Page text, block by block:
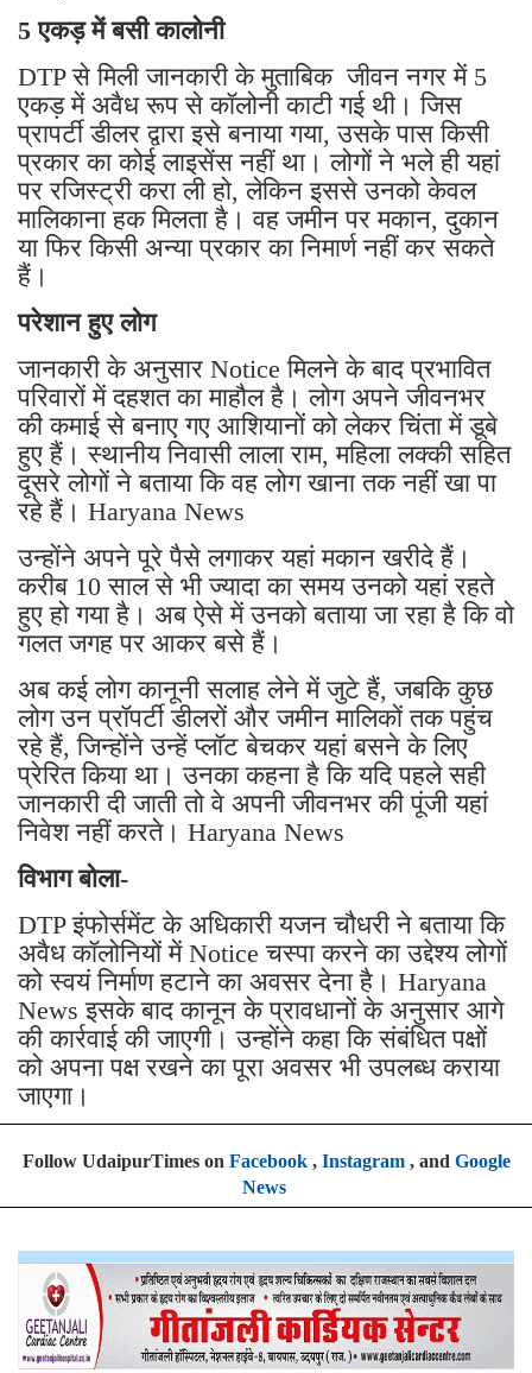
5 एकड़ में बसी कालोनी
DTP से मिली जानकारी के मुताबिक जीवन नगर में 5
एकड़ में अवैध रूप से कॉलोनी काटी गई थी। जिस
प्रापर्टी डीलर द्वारा इसे बनाया गया, उसके पास किसी
प्रकार का कोई लाइसेंस नहीं था। लोगों ने भले ही यहां
पर रजिस्ट्री करा ली हो, लेकिन इससे उनको केवल
मालिकाना हक मिलता है। वह जमीन पर मकान, दुकान
या फिर किसी अन्या प्रकार का निमार्ण नहीं कर सकते
हैं।
परेशान हुए लोग
जानकारी के अनुसार Notice मिलने के बाद प्रभावित
परिवारों में दहशत का माहौल है। लोग अपने जीवनभर
की कमाई से बनाए गए आशियानों को लेकर चिंता में डूबे
हुए हैं। स्थानीय निवासी लाला राम, महिला लक्की सहित
दूसरे लोगों ने बताया कि वह लोग खाना तक नहीं खा पा
रहे हैं। Haryana News
उन्होंने अपने पूरे पैसे लगाकर यहां मकान खरीदे हैं।
करीब 10 साल से भी ज्यादा का समय उनको यहां रहते
हुए हो गया है। अब ऐसे में उनको बताया जा रहा है कि वो
गलत जगह पर आकर बसे हैं।
अब कई लोग कानूनी सलाह लेने में जुटे हैं, जबकि कुछ
लोग उन प्रॉपर्टी डीलरों और जमीन मालिकों तक पहुंच
रहे हैं, जिन्होंने उन्हें प्लॉट बेचकर यहां बसने के लिए
प्रेरित किया था। उनका कहना है कि यदि पहले सही
जानकारी दी जाती तो वे अपनी जीवनभर की पूंजी यहां
निवेश नहीं करते। Haryana News
विभाग बोला-
DTP इंफोर्समेंट के अधिकारी यजन चौधरी ने बताया कि
अवैध कॉलोनियों में Notice चस्पा करने का उद्देश्य लोगों
को स्वयं निर्माण हटाने का अवसर देना है। Haryana
News इसके बाद कानून के प्रावधानों के अनुसार आगे
की कार्रवाई की जाएगी। उन्होंने कहा कि संबंधित पक्षों
को अपना पक्ष रखने का पूरा अवसर भी उपलब्ध कराया
जाएगा।
Follow UdaipurTimes on Facebook, Instagram, and Google
News